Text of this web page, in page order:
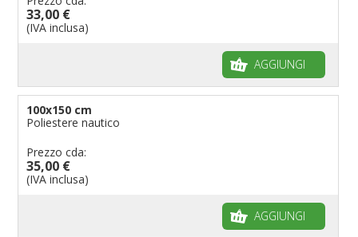
33,00 €
(IVA inclusa)
AGGIUNGI
100x150 cm
Poliestere nautico
Prezzo cda:
35,00 €
(IVA inclusa)
AGGIUNGI